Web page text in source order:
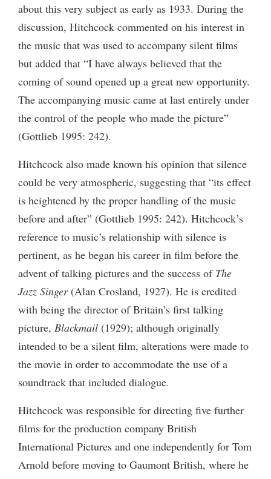
about this very subject as early as 1933. During the
discussion, Hitchcock commented on his interest in
the music that was used to accompany silent films
but added that “I have always believed that the
coming of sound opened up a great new opportunity.
The accompanying music came at last entirely under
the control of the people who made the picture”
(Gottlieb 1995: 242).
Hitchcock also made known his opinion that silence
could be very atmospheric, suggesting that “its effect
is heightened by the proper handling of the music
before and after” (Gottlieb 1995: 242). Hitchcock’s
reference to music’s relationship with silence is
pertinent, as he began his career in film before the
advent of talking pictures and the success of The
Jazz Singer(Alan Crosland, 1927). He is credited
with being the director of Britain’s first talking
picture, Blackmail (1929); although originally
intended to be a silent film, alterations were made to
the movie in order to accommodate the use of a
soundtrack that included dialogue.
Hitchcock was responsible for directing five further
films for the production company British
International Pictures and one independently for Tom
Arnold before moving to Gaumont British, where he